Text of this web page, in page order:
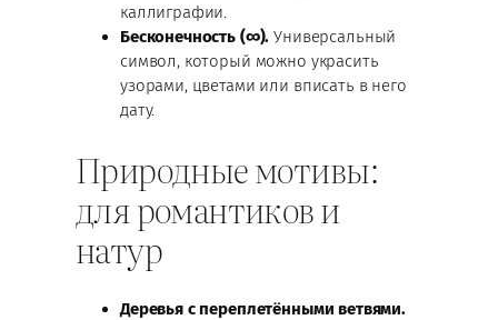
каллиграфии.
Бесконечность (∞). Универсальный
символ, который можно украсить
узорами, цветами или вписать в него
дату.
Природные мотивы:
для романтиков и
натур
Деревья с переплетёнными ветвями.